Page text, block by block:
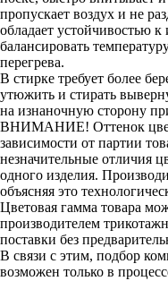
пропускает воздух и не
обладает устойчивостью
балансировать
В стирке требует более
утюжить и стирать
на изнаночную сторону
ВНИМАНИЕ! Оттенок
зависимости от партии
незначительные отличия
одного изделия.
объясняя это
Цветовая гамма товара
производителем
поставки без
В связи с этим, подбор
возможен только в